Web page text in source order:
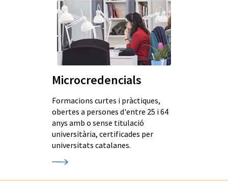
Microcredencials
Formacions curtes i pràctiques,
obertes a persones d'entre 25 i 64
anys amb o sense titulació
universitària, certificades per
universitats catalanes.